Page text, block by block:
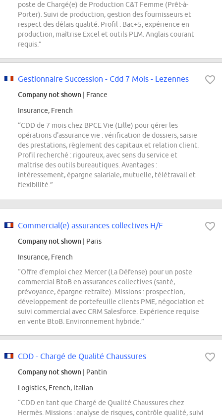
poste de Chargé(e) de Production C&T Femme (Prêt-à-
Porter). Suivi de production, gestion des fournisseurs et
respect des délais qualité. Profil : Bac+5, expérience en
production, maîtrise Excel et outils PLM. Anglais courant
requis.”
Gestionnaire Succession - Cdd 7 Mois - Lezennes
Company not shown | France
Insurance, French
“CDD de 7 mois chez BPCE Vie (Lille) pour gérer les
opérations d'assurance vie : vérification de dossiers, saisie
des prestations, règlement des capitaux et relation client.
Profil recherché : rigoureux, avec sens du service et
maîtrise des outils bureautiques. Avantages :
intéressement, épargne salariale, mutuelle, télétravail et
flexibilité.”
Commercial(e) assurances collectives H/F
Company not shown | Paris
Insurance, French
“Offre d'emploi chez Mercer (La Défense) pour un poste
commercial BtoB en assurances collectives (santé,
prévoyance, épargne-retraite). Missions : prospection,
développement de portefeuille clients PME, négociation et
suivi commercial avec CRM Salesforce. Expérience requise
en vente BtoB. Environnement hybride.”
CDD - Chargé de Qualité Chaussures
Company not shown | Pantin
Logistics, French, Italian
“CDD en tant que Chargé de Qualité Chaussures chez
Hermès. Missions : analyse de risques, contrôle qualité, suivi